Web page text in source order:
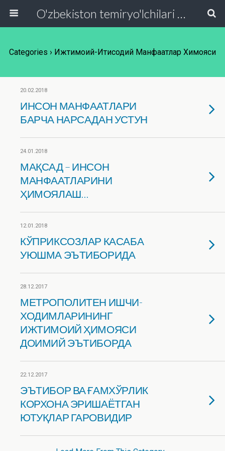
O'zbekiston temiryo'lchilari va transport quruvchilari kasaba uyushmasi Respublika Kengashi
Categories › Ижтимоий-Иқтисодий Манфаатлар Химояси
20.02.2018
ИНСОН МАНФААТЛАРИ
БАРЧА НАРСАДАН УСТУН
24.01.2018
МАҚСАД – ИНСОН
МАНФААТЛАРИНИ
ҲИМОЯЛАШ…
12.01.2018
КЎПРИКСОЗЛАР КАСАБА
УЮШМА ЭЪТИБОРИДА
28.12.2017
МЕТРОПОЛИТЕН ИШЧИ-
ХОДИМЛАРИНИНГ
ИЖТИМОИЙ ҲИМОЯСИ
ДОИМИЙ ЭЪТИБОРДА
22.12.2017
ЭЪТИБОР ВА ҒАМХЎРЛИК
КОРХОНА ЭРИШАЁТГАН
ЮТУҚЛАР ГАРОВИДИР